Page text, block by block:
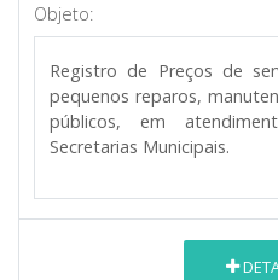
Objeto:
Registro de Preços de
pequenos reparos,
públicos, em
Secretarias Municipais.